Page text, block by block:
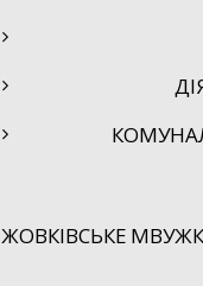
ЖОВКІВСЬКЕ